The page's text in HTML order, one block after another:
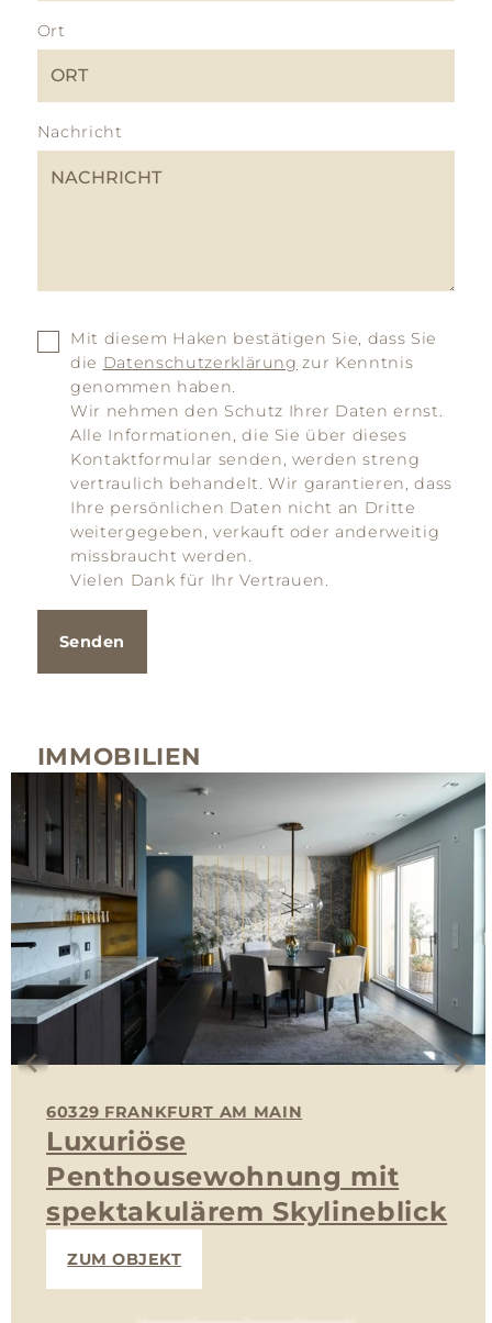
Ort
Nachricht
Mit diesem Haken bestätigen Sie, dass Sie
die Datenschutzerklärung zur Kenntnis
genommen haben.
Wir nehmen den Schutz Ihrer Daten ernst.
Alle Informationen, die Sie über dieses
Kontaktformular senden, werden streng
vertraulich behandelt. Wir garantieren, dass
Ihre persönlichen Daten nicht an Dritte
weitergegeben, verkauft oder anderweitig
missbraucht werden.
Vielen Dank für Ihr Vertrauen.
Senden
IMMOBILIEN
60329 FRANKFURT AM MAIN
Luxuriöse
Penthousewohnung mit
spektakulärem Skylineblick
ZUM OBJEKT